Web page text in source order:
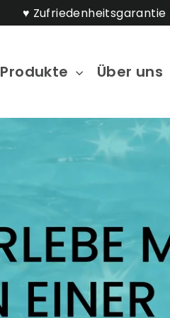
♥️ Zufriedenheitsgarantie
Produkte Über uns